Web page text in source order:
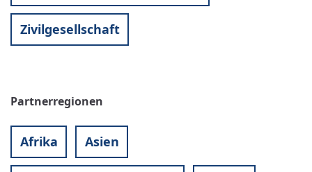
Zivilgesellschaft
Partnerregionen
Afrika Asien